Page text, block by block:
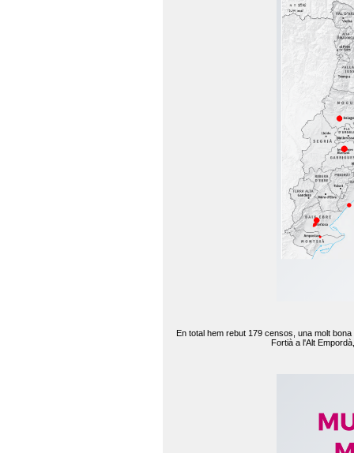
En total hem rebut 179 censos, una molt
Fortià a l'Alt